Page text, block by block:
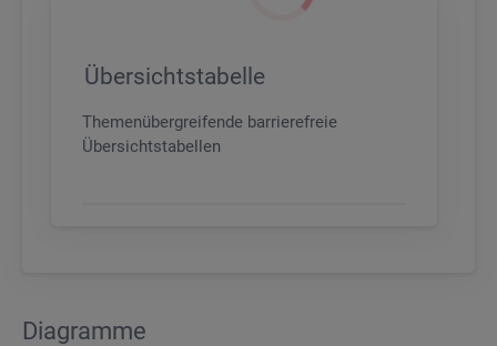
Übersichtstabelle
Themenübergreifende barrierefreie
Übersichtstabellen
Dia­gram­me